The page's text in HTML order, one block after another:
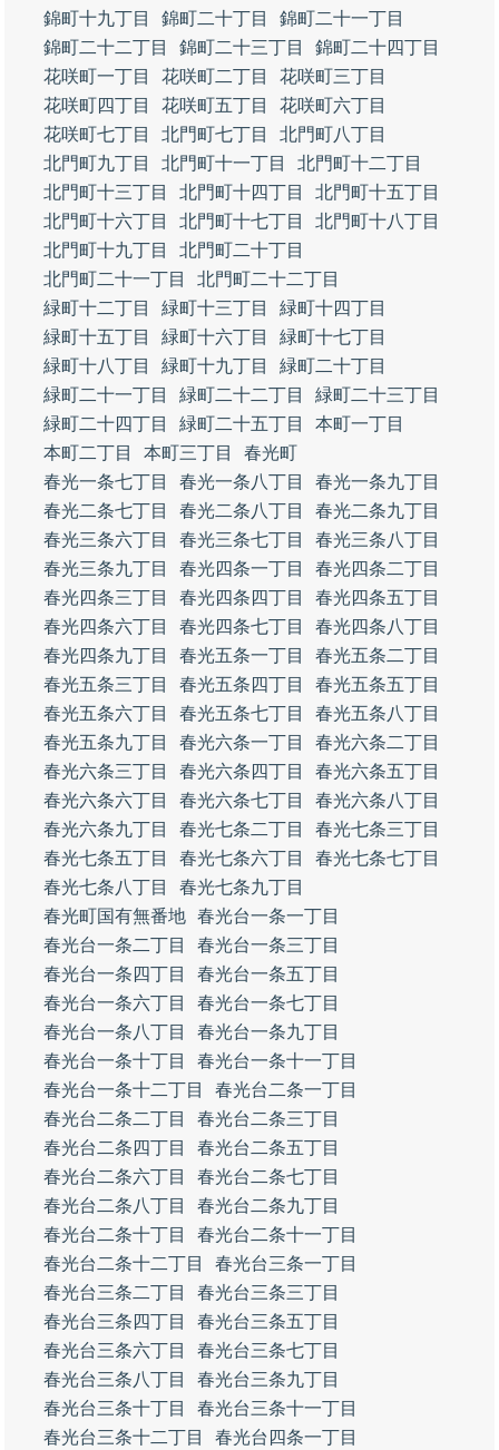
錦町十九丁目
錦町二十丁目
錦町二十一丁目
錦町二十二丁目
錦町二十三丁目
錦町二十四丁目
花咲町一丁目
花咲町二丁目
花咲町三丁目
花咲町四丁目
花咲町五丁目
花咲町六丁目
花咲町七丁目
北門町七丁目
北門町八丁目
北門町九丁目
北門町十一丁目
北門町十二丁目
北門町十三丁目
北門町十四丁目
北門町十五丁目
北門町十六丁目
北門町十七丁目
北門町十八丁目
北門町十九丁目
北門町二十丁目
北門町二十一丁目
北門町二十二丁目
緑町十二丁目
緑町十三丁目
緑町十四丁目
緑町十五丁目
緑町十六丁目
緑町十七丁目
緑町十八丁目
緑町十九丁目
緑町二十丁目
緑町二十一丁目
緑町二十二丁目
緑町二十三丁目
緑町二十四丁目
緑町二十五丁目
本町一丁目
本町二丁目
本町三丁目
春光町
春光一条七丁目
春光一条八丁目
春光一条九丁目
春光二条七丁目
春光二条八丁目
春光二条九丁目
春光三条六丁目
春光三条七丁目
春光三条八丁目
春光三条九丁目
春光四条一丁目
春光四条二丁目
春光四条三丁目
春光四条四丁目
春光四条五丁目
春光四条六丁目
春光四条七丁目
春光四条八丁目
春光四条九丁目
春光五条一丁目
春光五条二丁目
春光五条三丁目
春光五条四丁目
春光五条五丁目
春光五条六丁目
春光五条七丁目
春光五条八丁目
春光五条九丁目
春光六条一丁目
春光六条二丁目
春光六条三丁目
春光六条四丁目
春光六条五丁目
春光六条六丁目
春光六条七丁目
春光六条八丁目
春光六条九丁目
春光七条二丁目
春光七条三丁目
春光七条五丁目
春光七条六丁目
春光七条七丁目
春光七条八丁目
春光七条九丁目
春光町国有無番地 春光台一条一丁目
春光台一条二丁目
春光台一条三丁目
春光台一条四丁目
春光台一条五丁目
春光台一条六丁目
春光台一条七丁目
春光台一条八丁目
春光台一条九丁目
春光台一条十丁目
春光台一条十一丁目
春光台一条十二丁目
春光台二条一丁目
春光台二条二丁目
春光台二条三丁目
春光台二条四丁目
春光台二条五丁目
春光台二条六丁目
春光台二条七丁目
春光台二条八丁目
春光台二条九丁目
春光台二条十丁目
春光台二条十一丁目
春光台二条十二丁目
春光台三条一丁目
春光台三条二丁目
春光台三条三丁目
春光台三条四丁目
春光台三条五丁目
春光台三条六丁目
春光台三条七丁目
春光台三条八丁目
春光台三条九丁目
春光台三条十丁目
春光台三条十一丁目
春光台三条十二丁目
春光台四条一丁目